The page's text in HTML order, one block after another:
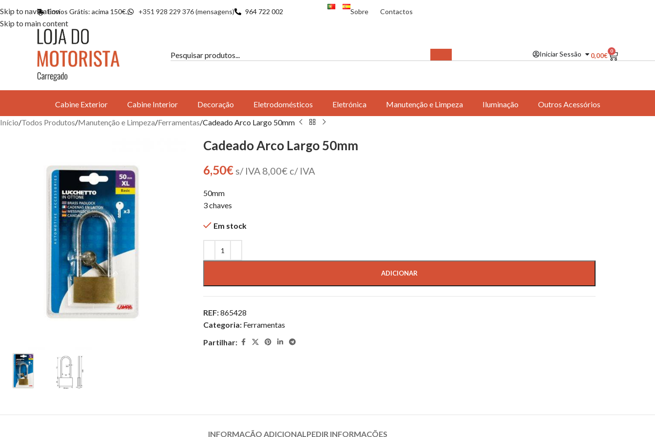
Skip to navigation
Skip to main content
Envios Grátis: acima 150€. +351 928 229 376 (mensagens) 964 722 002 Sobre Contactos
Iniciar Sessão 0,00€
0
Cabine Exterior Cabine Interior Decoração Eletrodomésticos Eletrónica Manutenção e Limpeza Iluminação
Outros Acessórios
Início Todos Produtos Manutenção e Limpeza Ferramentas Cadeado Arco Largo 50mm
Cadeado Arco Largo 50mm
6,50€ s/ IVA 8,00€ c/ IVA
50mm
3 chaves
Em stock
ADICIONAR
REF:865428
Categoria: Ferramentas
Partilhar:
INFORMAÇÃO ADICIONALPEDIR INFORMAÇÕES